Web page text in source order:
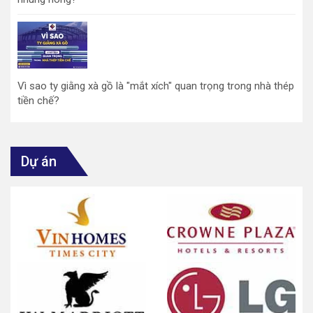
Vì sao ty giằng xà gồ là "mắt xích" quan trọng trong nhà thép
tiền chế?
Dự án